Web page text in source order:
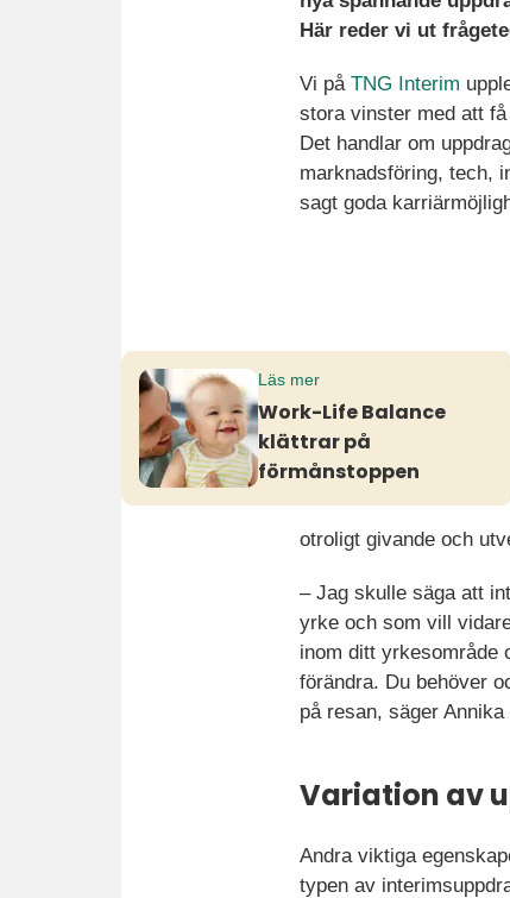
Här reder vi ut
Vi på TNG Interim
stora vinster med att
Det handlar om
marknadsföring, tech,
sagt goda
Läs mer
Work-Life Balance
klättrar på
förmånstoppen
otroligt givande och
– Jag skulle säga att
yrke och som vill
inom ditt yrkesområde
förändra. Du behöver
på resan, säger
Variation av
Andra viktiga
typen av